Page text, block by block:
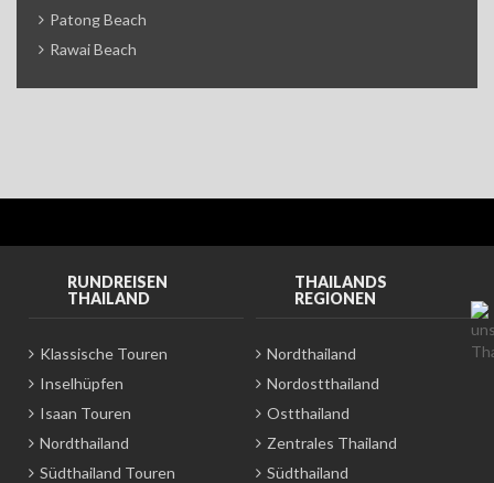
Patong Beach
Rawai Beach
RUNDREISEN
THAILAND
Klassische Touren
Inselhüpfen
Isaan Touren
Nordthailand
Südthailand Touren
THAILANDS
REGIONEN
Nordthailand
Nordostthailand
Ostthailand
Zentrales Thailand
Südthailand